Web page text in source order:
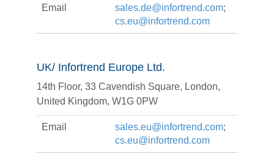
Email sales.de@infortrend.com;
cs.eu@infortrend.com
UK/ Infortrend Europe Ltd.
14th Floor, 33 Cavendish Square, London,
United Kingdom, W1G 0PW
Email sales.eu@infortrend.com;
cs.eu@infortrend.com